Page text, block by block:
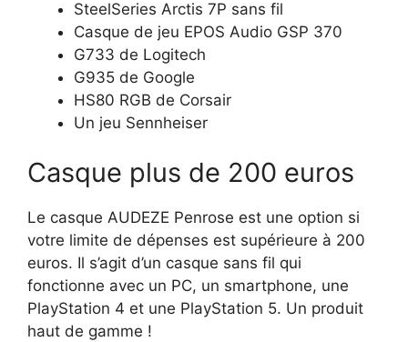
SteelSeries Arctis 7P sans fil
Casque de jeu EPOS Audio GSP 370
G733 de Logitech
G935 de Google
HS80 RGB de Corsair
Un jeu Sennheiser
Casque plus de 200 euros
Le casque AUDEZE Penrose est une option si
votre limite de dépenses est supérieure à 200
euros. Il s’agit d’un casque sans fil qui
fonctionne avec un PC, un smartphone, une
PlayStation 4 et une PlayStation 5. Un produit
haut de gamme !